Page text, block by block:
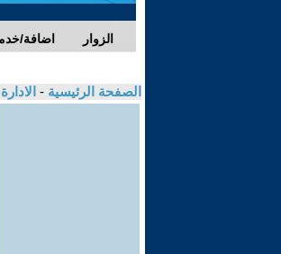
اضافة/ الزوار
الصفحة الرئيسية -